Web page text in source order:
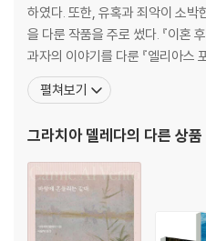
하였다. 또한, 유혹과 죄악이 소박
을 다룬 작품을 주로 썼다. 『이혼
과자의 이야기를 다룬 『엘리아스
어머니의 이야기를 다룬 『체네레
실현하지만 신부가 된 아들이 육
이르는 소설에서 인간의 정욕과 죄
펼쳐보기
그라치아 델레다의 다른 상품